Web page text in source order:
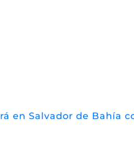
en Salvador de Bahía